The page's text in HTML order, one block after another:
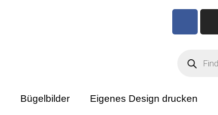
Bügelbilder Eigenes Design drucken